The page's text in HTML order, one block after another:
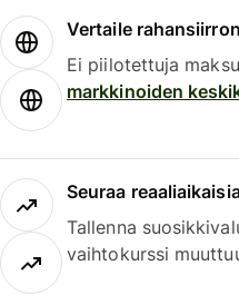
Vertaile
Ei piilotettuja
markkinoiden
Seuraa
Tallenna
vaihtokurssi